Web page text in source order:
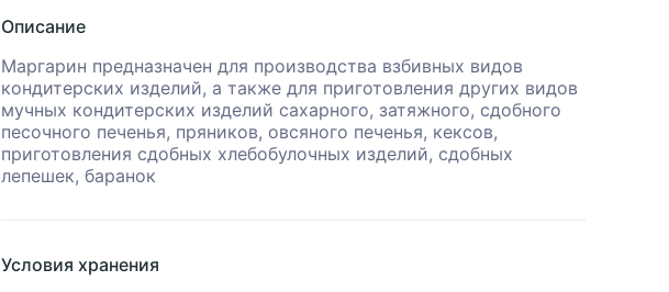
Описание
Маргарин предназначен для производства взбивных видов
кондитерских изделий, а также для приготовления других видов
мучных кондитерских изделий сахарного, затяжного, сдобного
песочного печенья, пряников, овсяного печенья, кексов,
приготовления сдобных хлебобулочных изделий, сдобных
лепешек, баранок
Условия хранения